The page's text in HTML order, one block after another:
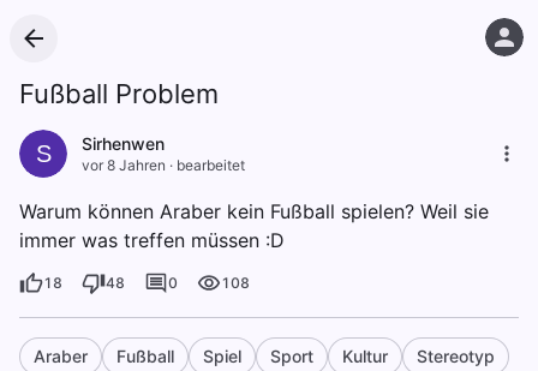
Fußball Problem
S Sirhenwen
vor 8 Jahren · bearbeitet
Warum können Araber kein Fußball spielen? Weil sie
immer was treffen müssen :D
18 48 0 108
Araber Fußball Spiel Sport Kultur Stereotyp